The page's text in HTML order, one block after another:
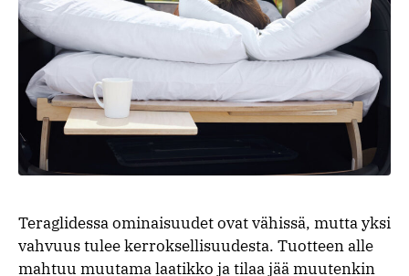
Teraglidessa ominaisuudet ovat vähissä, mutta yksi
vahvuus tulee kerroksellisuudesta. Tuotteen alle
mahtuu muutama laatikko ja tilaa jää muutenkin